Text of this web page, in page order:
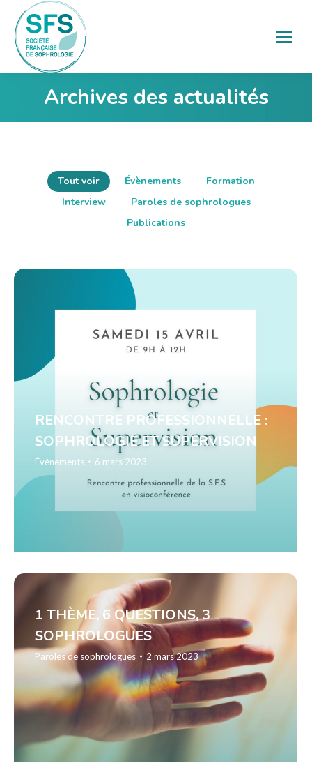
Archives des actualités
Vous êtes ici :
Tout voir Évènements
Formation
Interview
Paroles de sophrologues
Publications
RENCONTRE PROFESSIONNELLE :
SOPHROLOGIE ET SUPERVISION
Évènements 6 mars 2023
1 THÈME, 6 QUESTIONS, 3
SOPHROLOGUES
Paroles de sophrologues 2 mars 2023
LIVRETS COLLECTION EQUILIBRE